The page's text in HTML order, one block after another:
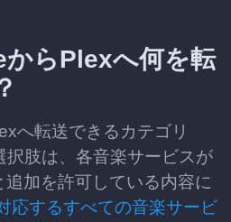
らPlexへ何を転
へ転送できるカテゴリ
択肢は、各音楽サービスが
加を許可している内容に
応するすべての音楽サービ